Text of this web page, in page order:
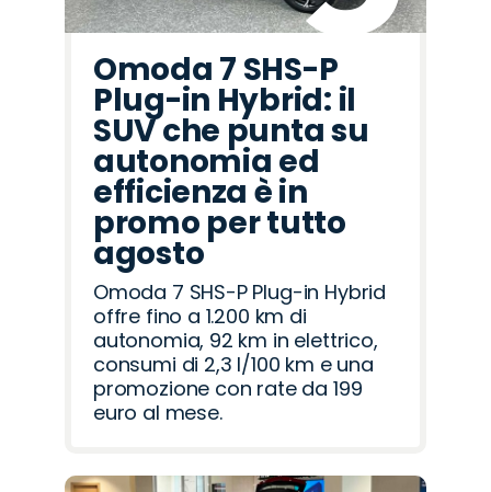
Omoda 7 SHS-P
Plug-in Hybrid: il
SUV che punta su
autonomia ed
efficienza è in
promo per tutto
agosto
Omoda 7 SHS-P Plug-in Hybrid
offre fino a 1.200 km di
autonomia, 92 km in elettrico,
consumi di 2,3 l/100 km e una
promozione con rate da 199
euro al mese.